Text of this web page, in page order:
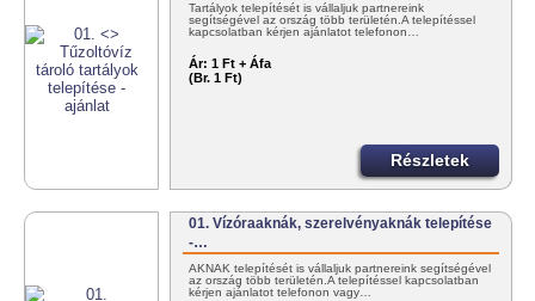
Tartályok telepítését is vállaljuk partnereink
segítségével az ország több területén.A telepítéssel
kapcsolatban kérjen ajánlatot telefonon…
Ár: 1 Ft + Áfa
(Br. 1 Ft)
Részletek
01. Vízóraaknák, szerelvényaknák telepítése
-…
AKNÁK telepítését is vállaljuk partnereink segítségével
az ország több területén.A telepítéssel kapcsolatban
kérjen ajánlatot telefonon vagy…